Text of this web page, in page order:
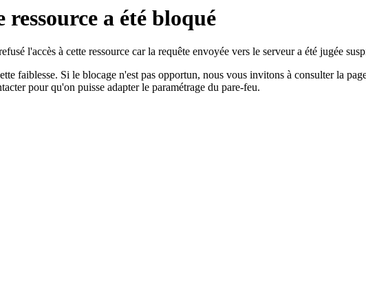
ressource a été bloqué
l'accès à cette ressource car la requête envoyée vers le serveur a été jugée
faiblesse. Si le blocage n'est pas opportun, nous vous invitons à consulter la
pour qu'on puisse adapter le paramétrage du pare-feu.